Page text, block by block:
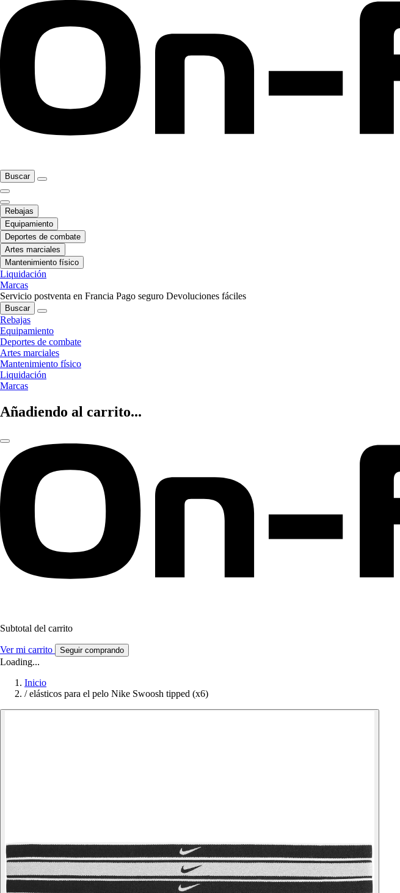
Buscar
Rebajas
Equipamiento
Deportes de combate
Artes marciales
Mantenimiento físico
Liquidación
Marcas
Servicio postventa en Francia Pago seguro Devoluciones fáciles
Buscar
Rebajas
Equipamiento
Deportes de combate
Artes marciales
Mantenimiento físico
Liquidación
Marcas
Añadiendo al carrito...
Subtotal del carrito
Ver mi carrito Seguir comprando
Loading...
Inicio
/ elásticos para el pelo Nike Swoosh tipped (x6)